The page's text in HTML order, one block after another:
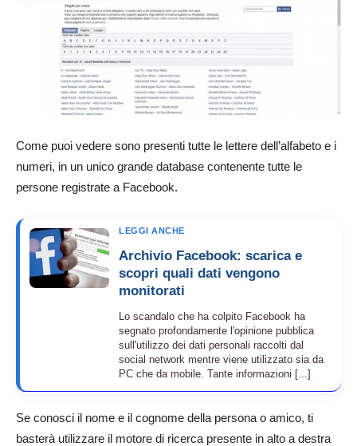
Come puoi vedere sono presenti tutte le lettere dell’alfabeto e i
numeri, in un unico grande database contenente tutte le
persone registrate a Facebook.
LEGGI ANCHE
Archivio Facebook: scarica e
scopri quali dati vengono
monitorati
Lo scandalo che ha colpito Facebook ha
segnato profondamente l'opinione pubblica
sull'utilizzo dei dati personali raccolti dal
social network mentre viene utilizzato sia da
PC che da mobile. Tante informazioni [...]
Se conosci il nome e il cognome della persona o amico, ti
basterà utilizzare il motore di ricerca presente in alto a destra